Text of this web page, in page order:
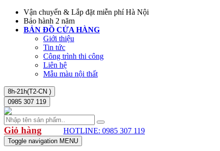
Vận chuyển & Lắp đặt miễn phí Hà Nội
Bảo hành 2 năm
BẢN ĐỒ CỬA HÀNG
Giới thiệu
Tin tức
Công trình thi công
Liên hệ
Mẫu màu nội thất
8h-21h(T2-CN )
0985 307 119
Giỏ hàng HOTLINE: 0985 307 119
Toggle navigation MENU